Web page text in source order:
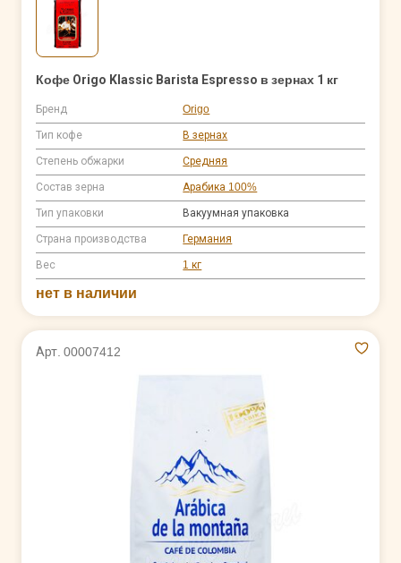
Кофе Origo Klassic Barista Espresso в зернах 1 кг
Бренд Origo
Тип кофе В зернах
Степень обжарки Средняя
Состав зерна Арабика 100%
Тип упаковки Вакуумная упаковка
Страна производства Германия
Вес 1 кг
нет в наличии
Арт. 00007412